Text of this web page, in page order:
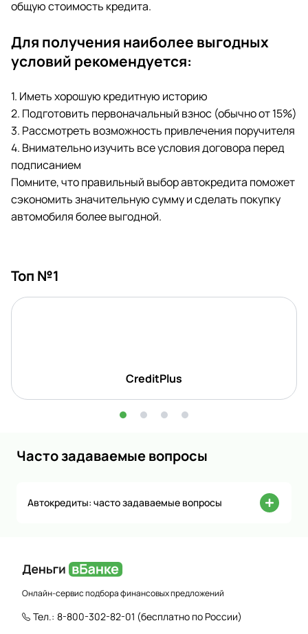
общую стоимость кредита.
Для получения наиболее выгодных
условий рекомендуется:
1. Иметь хорошую кредитную историю
2. Подготовить первоначальный взнос (обычно от 15%)
3. Рассмотреть возможность привлечения поручителя
4. Внимательно изучить все условия договора перед
подписанием
Помните, что правильный выбор автокредита поможет
сэкономить значительную сумму и сделать покупку
автомобиля более выгодной.
Топ №1
CreditPlus
Часто задаваемые вопросы
Автокредиты: часто задаваемые вопросы
Онлайн-сервис подбора финансовых предложений
Тел.: 8-800-302-82-01 (бесплатно по России)